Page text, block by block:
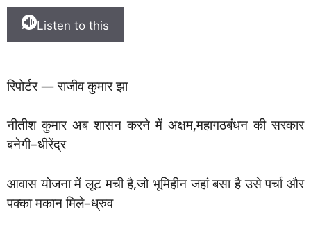
Listen to this
रिपोर्टर — राजीव कुमार झा
नीतीश कुमार अब शासन करने में अक्षम,महागठबंधन की सरकार
बनेगी–धीरेंद्र
आवास योजना में लूट मची है,जो भूमिहीन जहां बसा है उसे पर्चा और
पक्का मकान मिले–ध्रुव